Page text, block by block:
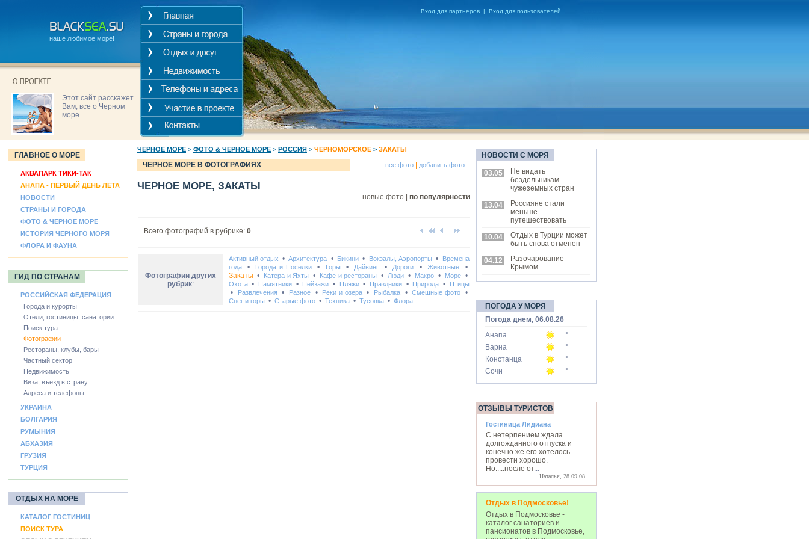
наше любимое море!
Этот сайт расскажет
Вам, все о Черном
море.
Вход для партнеров | Вход для пользователей
ГЛАВНОЕ О МОРЕ
АКВАПАРК ТИКИ-ТАК
АНАПА - ПЕРВЫЙ ДЕНЬ ЛЕТА
НОВОСТИ
СТРАНЫ И ГОРОДА
ФОТО & ЧЕРНОЕ МОРЕ
ИСТОРИЯ ЧЕРНОГО МОРЯ
ФЛОРА И ФАУНА
ГИД ПО СТРАНАМ
РОССИЙСКАЯ ФЕДЕРАЦИЯ
Города и курорты
Отели, гостиницы, санатории
Поиск тура
Фотографии
Рестораны, клубы, бары
Частный сектор
Недвижимость
Виза, въезд в страну
Адреса и телефоны
УКРАИНА
БОЛГАРИЯ
РУМЫНИЯ
АБХАЗИЯ
ГРУЗИЯ
ТУРЦИЯ
ОТДЫХ НА МОРЕ
КАТАЛОГ ГОСТИНИЦ
ПОИСК ТУРА
ЧЕРНОЕ МОРЕ > ФОТО & ЧЕРНОЕ МОРЕ > РОССИЯ > ЧЕРНОМОРСКОЕ > ЗАКАТЫ
ЧЕРНОЕ МОРЕ В ФОТОГРАФИЯХ все фото добавить фото
ЧЕРНОЕ МОРЕ, ЗАКАТЫ
новые фото по популярности
Всего фотографий в рубрике: 0
Фотографии других
рубрик:
Активный отдых •Архитектура • Бикини • Вокзалы, Аэропорты •
Времена
года• Города и Поселки• Горы •Дайвинг •Дороги •Животные •
Закаты • Катера и Яхты • Кафе и рестораны • Люди• Макро• Море•
Охота• Памятники• Пейзажи • Пляжи• Праздники• Природа • Птицы
• Развлечения• Разное • Реки и озера• Рыбалка•Смешные фото•
Снег и горы • Старые фото• Техника• Тусовка• Флора
НОВОСТИ С МОРЯ
03.05
Не видать
бездельникам
чужеземных стран
13.04
Россияне стали
меньше
путешествовать
10.04
Отдых в Турции может
быть снова отменен
04.12
Разочарование
Крымом
ПОГОДА У МОРЯ
Погода днем, 06.08.26
Анапа
°
Варна
°
Констанца
°
Сочи
°
ОТЗЫВЫ ТУРИСТОВ
Гостиница Лидиана
С нетерпением ждала
долгожданного отпуска и
конечно же его хотелось
провести хорошо.
Но.....после от...
Наталья, 28.09.08
Отдых в Подмосковье!
Отдых в Подмосковье -
каталог санаториев и
пансионатов в Подмосковье,